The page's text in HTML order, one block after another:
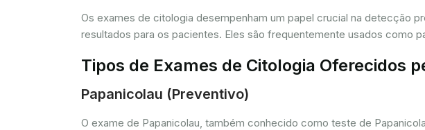
Os exames de citologia desempenham um papel crucial na detecção
resultados para os pacientes. Eles são frequentemente usados como
Tipos de Exames de Citologia Oferecidos
Papanicolau (Preventivo)
O exame de Papanicolau, também conhecido como teste de